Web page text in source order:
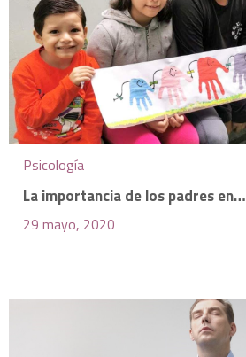
Psicología
La importancia de los padres en…
29 mayo, 2020